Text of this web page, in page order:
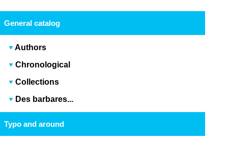
General catalog
Authors
Chronological
Collections
Des barbares...
Typo and around